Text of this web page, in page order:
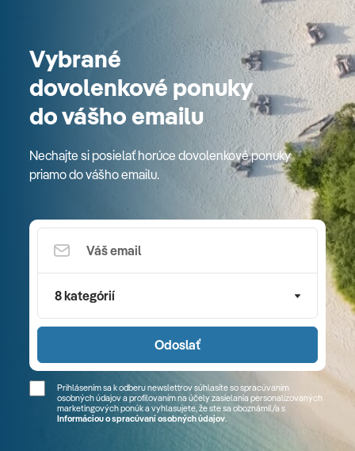
Vybrané
dovolenkové ponuky
do vášho emailu
Nechajte si posielať horúce dovolenkové ponuky
priamo do vášho emailu.
8 kategórií
Odoslať
Prihlásením sa k odberu newslettrov súhlasíte so spracúvaním
osobných údajov a profilovaním na účely zasielania personalizovaných
marketingových ponúk a vyhlasujete, že ste sa oboznámil/a s
Informáciou o spracúvaní osobných údajov.